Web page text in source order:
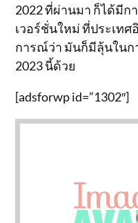
2022 ที่ผ่านมา ก็ได้มีก
เวอร์ชั่นใหม่ ที่ประเท
การณ์ว่า มันก็มีลุ้นในก
2023 นี้ด้วย
[adsforwp id=”1302″]